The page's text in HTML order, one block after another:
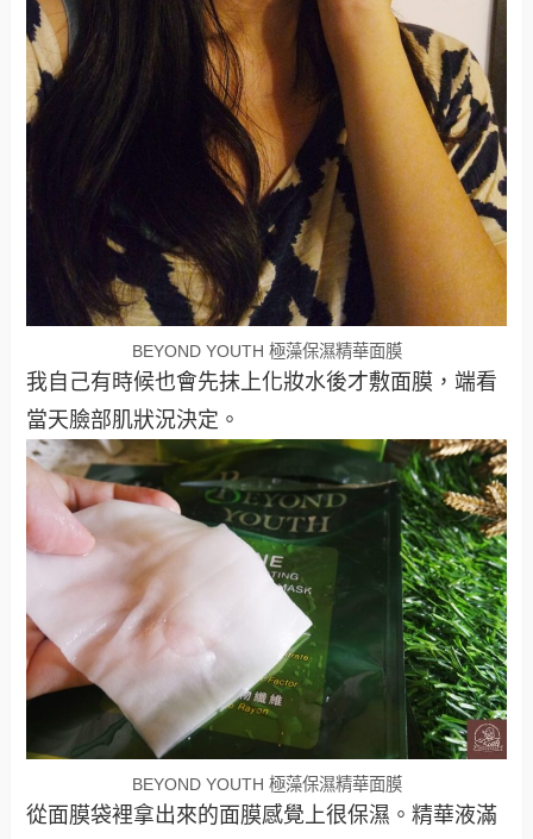
BEYOND YOUTH 極藻保濕精華面膜
我自己有時候也會先抹上化妝水後才敷面膜，端看
當天臉部肌狀況決定。
BEYOND YOUTH 極藻保濕精華面膜
從面膜袋裡拿出來的面膜感覺上很保濕。精華液滿